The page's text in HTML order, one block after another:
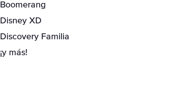
Boomerang
Disney XD
Discovery Familia
¡y más!